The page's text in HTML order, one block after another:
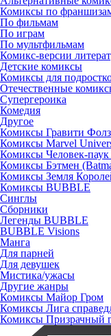
Комиксы по
По фильмам
По играм
По мультфильмам
Комикс-версии
Детские комиксы
Комиксы для
Отечественные
Супергероика
Комедия
Другое
Комиксы Гравити
Комиксы Marvel
Комиксы Человек-
Комиксы Бэтмен
Комиксы Земля
Комиксы BUBBLE
Синглы
Сборники
Легенды BUBBLE
BUBBLE Visions
Манга
Для парней
Для девушек
Мистика/ужасы
Другие жанры
Комиксы Майор Гром
Комиксы Лига
Комиксы Призрачный